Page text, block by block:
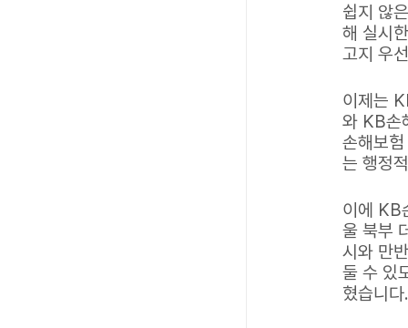
쉽지 않
해 실시
고지 우
이제는
와 KB손
손해보
는 행정
이에 KB
울 북부
시와 만
둘 수 있
혔습니다.